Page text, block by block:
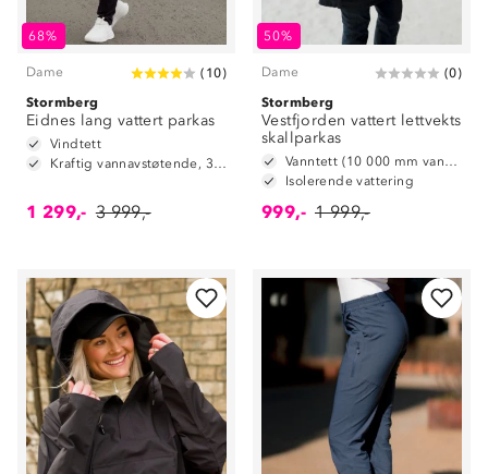
68%
Dame ( 10)
Stormberg
Eidnes lang vattert parkas
Vindtett
Kraftig vannavstøtende, 3.000mm vannsøyle
1 299,- 3 999,-
50%
Dame (0)
Stormberg
Vestfjorden vattert lettvekts
skallparkas
Vanntett (10 000 mm vannsøyle)
Isolerende vattering
999,- 1 999,-